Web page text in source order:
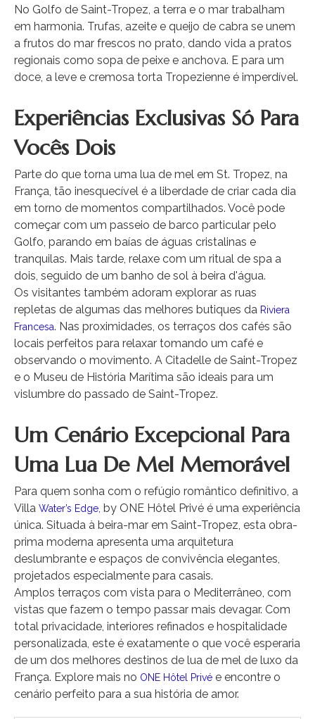
No Golfo de Saint-Tropez, a terra e o mar trabalham
em harmonia. Trufas, azeite e queijo de cabra se unem
a frutos do mar frescos no prato, dando vida a pratos
regionais como sopa de peixe e anchova. E para um
doce, a leve e cremosa torta Tropezienne é imperdível.
Experiências Exclusivas Só Para
Vocês Dois
Parte do que torna uma lua de mel em St. Tropez, na
França, tão inesquecível é a liberdade de criar cada dia
em torno de momentos compartilhados. Você pode
começar com um passeio de barco particular pelo
Golfo, parando em baías de águas cristalinas e
tranquilas. Mais tarde, relaxe com um ritual de spa a
dois, seguido de um banho de sol à beira d'água.
Os visitantes também adoram explorar as ruas
repletas de algumas das melhores butiques da Riviera
Francesa. Nas proximidades, os terraços dos cafés são
locais perfeitos para relaxar tomando um café e
observando o movimento. A Citadelle de Saint-Tropez
e o Museu de História Marítima são ideais para um
vislumbre do passado de Saint-Tropez.
Um Cenário Excepcional Para
Uma Lua De Mel Memorável
Para quem sonha com o refúgio romântico definitivo, a
Villa Water’s Edge, by ONE Hôtel Privé é uma experiência
única. Situada à beira-mar em Saint-Tropez, esta obra-
prima moderna apresenta uma arquitetura
deslumbrante e espaços de convivência elegantes,
projetados especialmente para casais.
Amplos terraços com vista para o Mediterrâneo, com
vistas que fazem o tempo passar mais devagar. Com
total privacidade, interiores refinados e hospitalidade
personalizada, este é exatamente o que você esperaria
de um dos melhores destinos de lua de mel de luxo da
França. Explore mais no ONE Hôtel Privé e encontre o
cenário perfeito para a sua história de amor.